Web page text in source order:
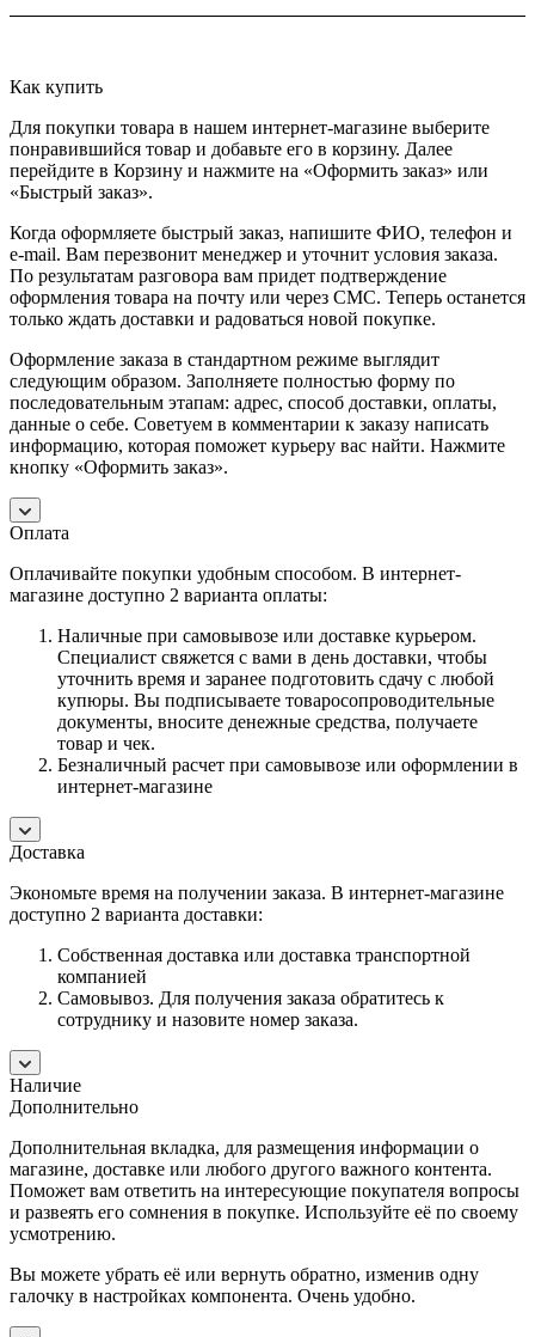
Как купить
Для покупки товара в нашем интернет-магазине выберите
понравившийся товар и добавьте его в корзину. Далее
перейдите в Корзину и нажмите на «Оформить заказ» или
«Быстрый заказ».
Когда оформляете быстрый заказ, напишите ФИО, телефон и
e-mail. Вам перезвонит менеджер и уточнит условия заказа.
По результатам разговора вам придет подтверждение
оформления товара на почту или через СМС. Теперь останется
только ждать доставки и радоваться новой покупке.
Оформление заказа в стандартном режиме выглядит
следующим образом. Заполняете полностью форму по
последовательным этапам: адрес, способ доставки, оплаты,
данные о себе. Советуем в комментарии к заказу написать
информацию, которая поможет курьеру вас найти. Нажмите
кнопку «Оформить заказ».
Оплата
Оплачивайте покупки удобным способом. В интернет-
магазине доступно 2 варианта оплаты:
Наличные при самовывозе или доставке курьером.
Специалист свяжется с вами в день доставки, чтобы
уточнить время и заранее подготовить сдачу с любой
купюры. Вы подписываете товаросопроводительные
документы, вносите денежные средства, получаете
товар и чек.
Безналичный расчет при самовывозе или оформлении в
интернет-магазине
Доставка
Экономьте время на получении заказа. В интернет-магазине
доступно 2 варианта доставки:
Собственная доставка или доставка транспортной
компанией
Самовывоз. Для получения заказа обратитесь к
сотруднику и назовите номер заказа.
Наличие
Дополнительно
Дополнительная вкладка, для размещения информации о
магазине, доставке или любого другого важного контента.
Поможет вам ответить на интересующие покупателя вопросы
и развеять его сомнения в покупке. Используйте её по своему
усмотрению.
Вы можете убрать её или вернуть обратно, изменив одну
галочку в настройках компонента. Очень удобно.